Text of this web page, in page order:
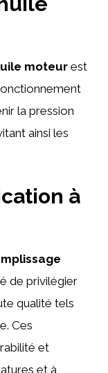
moteurest
la pression
ainsi les
à
de privilégier
qualité tels
Ces
et
et à